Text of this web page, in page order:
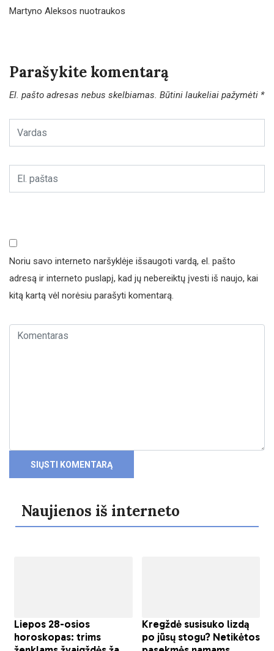
Martyno Aleksos nuotraukos
Parašykite komentarą
El. pašto adresas nebus skelbiamas. Būtini laukeliai pažymėti *
Noriu savo interneto naršyklėje išsaugoti vardą, el. pašto
adresą ir interneto puslapį, kad jų nebereiktų įvesti iš naujo, kai
kitą kartą vėl norėsiu parašyti komentarą.
Naujienos iš interneto